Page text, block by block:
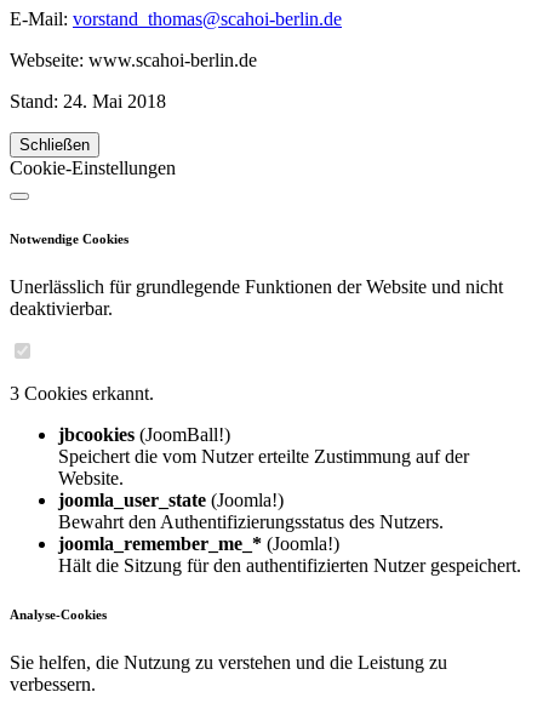
E-Mail: vorstand_thomas@scahoi-berlin.de
Webseite: www.scahoi-berlin.de
Stand: 24. Mai 2018
Schließen
Cookie-Einstellungen
Notwendige Cookies
Unerlässlich für grundlegende Funktionen der Website und nicht
deaktivierbar.
3 Cookies erkannt.
jbcookies (JoomBall!)
Speichert die vom Nutzer erteilte Zustimmung auf der
Website.
joomla_user_state (Joomla!)
Bewahrt den Authentifizierungsstatus des Nutzers.
joomla_remember_me_* (Joomla!)
Hält die Sitzung für den authentifizierten Nutzer gespeichert.
Analyse-Cookies
Sie helfen, die Nutzung zu verstehen und die Leistung zu
verbessern.